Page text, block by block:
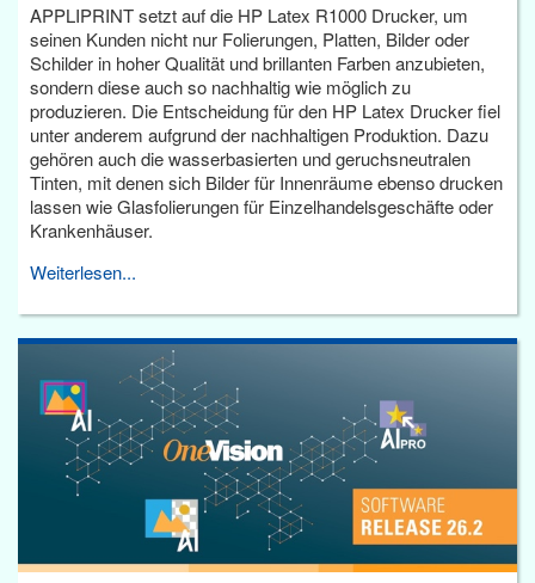
APPLIPRINT setzt auf die HP Latex R1000 Drucker, um
seinen Kunden nicht nur Folierungen, Platten, Bilder oder
Schilder in hoher Qualität und brillanten Farben anzubieten,
sondern diese auch so nachhaltig wie möglich zu
produzieren. Die Entscheidung für den HP Latex Drucker fiel
unter anderem aufgrund der nachhaltigen Produktion. Dazu
gehören auch die wasserbasierten und geruchsneutralen
Tinten, mit denen sich Bilder für Innenräume ebenso drucken
lassen wie Glasfolierungen für Einzelhandelsgeschäfte oder
Krankenhäuser.
Weiterlesen...